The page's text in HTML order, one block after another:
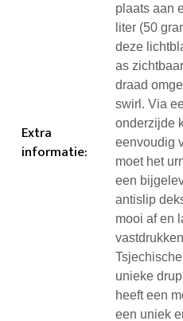
Extra
informatie:
plaats aan
liter (50
deze
as
draad
swirl. Via
onderzijde
eenvoudig
moet het
een
antislip
mooi af en
unieke
heeft een
een uniek